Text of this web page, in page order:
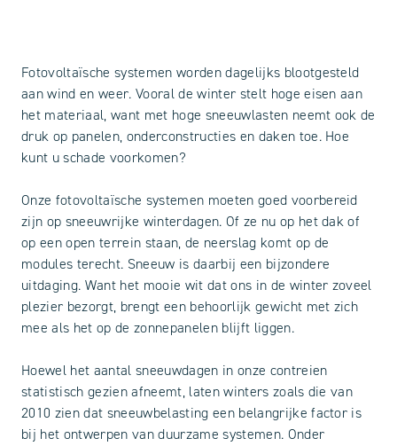
Fotovoltaïsche systemen worden dagelijks blootgesteld
aan wind en weer. Vooral de winter stelt hoge eisen aan
het materiaal, want met hoge sneeuwlasten neemt ook de
druk op panelen, onderconstructies en daken toe. Hoe
kunt u schade voorkomen?
Onze fotovoltaïsche systemen moeten goed voorbereid
zijn op sneeuwrijke winterdagen. Of ze nu op het dak of
op een open terrein staan, de neerslag komt op de
modules terecht. Sneeuw is daarbij een bijzondere
uitdaging. Want het mooie wit dat ons in de winter zoveel
plezier bezorgt, brengt een behoorlijk gewicht met zich
mee als het op de zonnepanelen blijft liggen.
Hoewel het aantal sneeuwdagen in onze contreien
statistisch gezien afneemt, laten winters zoals die van
2010 zien dat sneeuwbelasting een belangrijke factor is
bij het ontwerpen van duurzame systemen. Onder